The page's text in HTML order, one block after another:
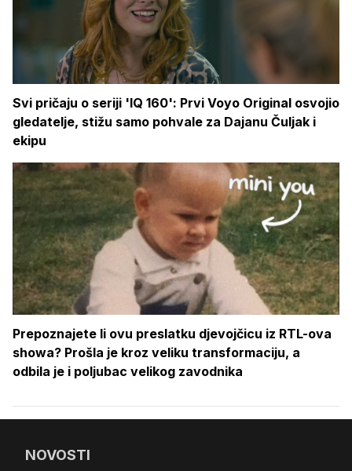
Svi pričaju o seriji 'IQ 160': Prvi Voyo Original osvojio
gledatelje, stižu samo pohvale za Dajanu Čuljak i
ekipu
Prepoznajete li ovu preslatku djevojčicu iz RTL-ova
showa? Prošla je kroz veliku transformaciju, a
odbila je i poljubac velikog zavodnika
NOVOSTI